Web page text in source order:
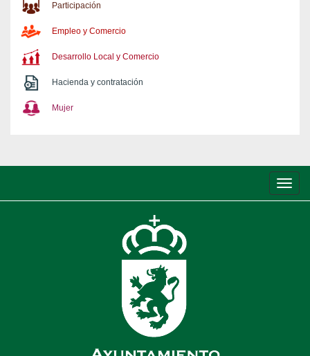
Participación
Empleo y Comercio
Desarrollo Local y Comercio
Hacienda y contratación
Mujer
de